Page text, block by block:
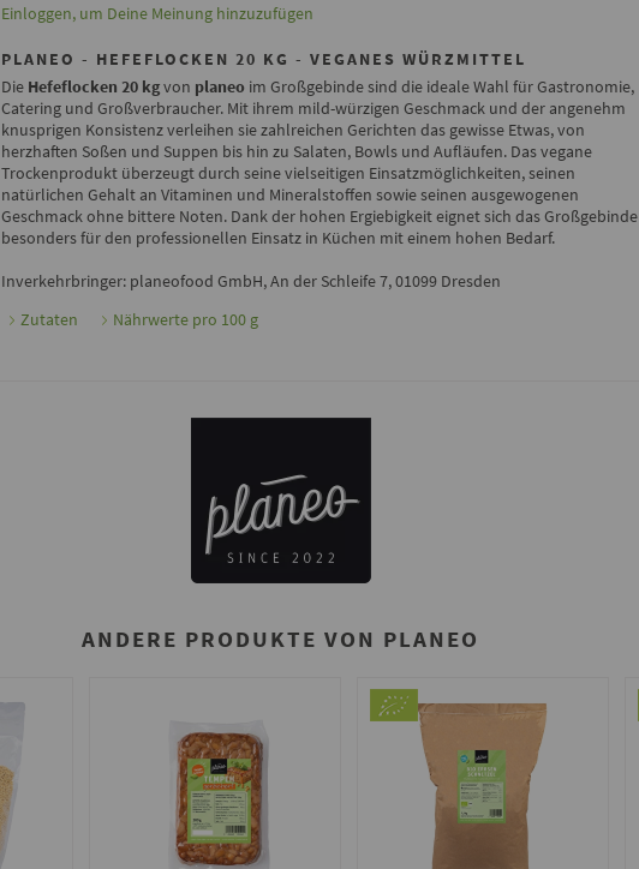
Einloggen, um Deine Meinung hinzuzufügen
PLANEO - HEFEFLOCKEN 20 KG - VEGANES WÜRZMITTEL
Die Hefeflocken 20 kgvon planeo im Großgebinde sind die ideale Wahl für Gastronomie,
Catering und Großverbraucher. Mit ihrem mild-würzigen Geschmack und der angenehm
knusprigen Konsistenz verleihen sie zahlreichen Gerichten das gewisse Etwas, von
herzhaften Soßen und Suppen bis hin zu Salaten, Bowls und Aufläufen. Das vegane
Trockenprodukt überzeugt durch seine vielseitigen Einsatzmöglichkeiten, seinen
natürlichen Gehalt an Vitaminen und Mineralstoffen sowie seinen ausgewogenen
Geschmack ohne bittere Noten. Dank der hohen Ergiebigkeit eignet sich das Großgebinde
besonders für den professionellen Einsatz in Küchen mit einem hohen Bedarf.
Inverkehrbringer: planeofood GmbH, An der Schleife 7, 01099 Dresden
Zutaten
Nährwerte pro 100 g
ANDERE PRODUKTE VON PLANEO